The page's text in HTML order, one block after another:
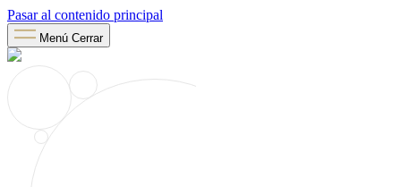
Pasar al contenido principal
Menú Cerrar